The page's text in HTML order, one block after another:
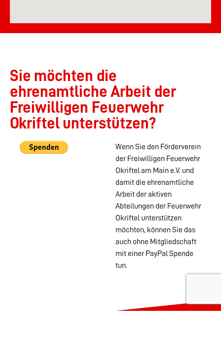
Sie möchten die
ehrenamtliche Arbeit der
Freiwilligen Feuerwehr
Okriftel unterstützen?
Wenn Sie den Förderverein
der Freiwilligen Feuerwehr
Okriftel am Main e.V. und
damit die ehrenamtliche
Arbeit der aktiven
Abteilungen der Feuerwehr
Okriftel unterstützen
möchten, können Sie das
auch ohne Mitgliedschaft
mit einer PayPal Spende
tun.
Wehren im